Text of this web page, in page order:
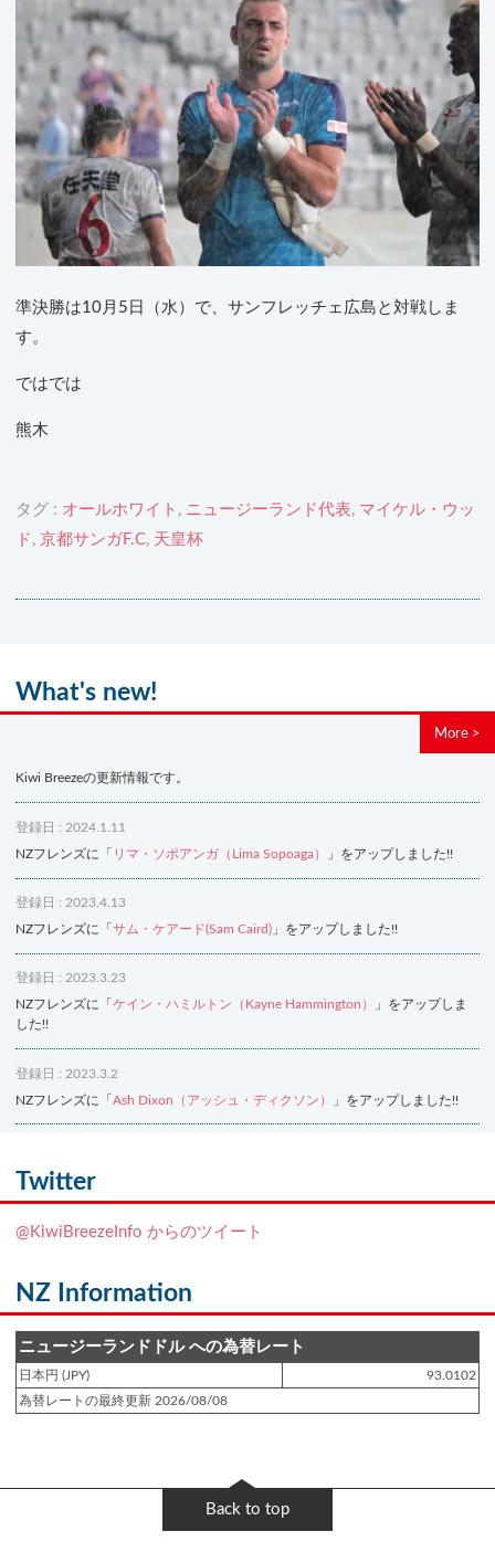
準決勝は10月5日（水）で、サンフレッチェ広島と対戦しま
す。
ではでは
熊木
タグ : オールホワイト , ニュージーランド代表, マイケル・ウッ
ド , 京都サンガF.C, 天皇杯
What's new!
More >
Kiwi Breezeの更新情報です。
登録日 : 2024.1.11
NZフレンズに「 リマ・ソポアンガ（Lima Sopoaga） 」をアップしました!!
登録日 : 2023.4.13
NZフレンズに「 サム・ケアード(Sam Caird) 」をアップしました!!
登録日 : 2023.3.23
NZフレンズに「 ケイン・ハミルトン（Kayne Hammington）
」をアップしま
した!!
登録日 : 2023.3.2
NZフレンズに「 Ash Dixon（アッシュ・ディクソン） 」をアップしました!!
NZフレンズに「
登録日 : 2019.4.10
登録日 : 2019.2.28
NZクッキングに「ニュージーランド産キウイの酢の物
登録日 : 2019.2.4
Twitter
@KiwiBreezeInfo からのツイート
NZ Information
ニュージーランドドル への為替レート
日本円 (JPY)
93.0102
為替レートの最終更新 2026/08/08
Back to top